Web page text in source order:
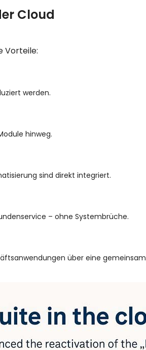
Cloud
Vorteile:
werden.
hinweg.
sind direkt integriert.
– ohne Systembrüche.
über eine